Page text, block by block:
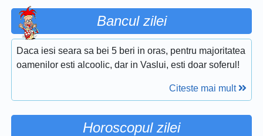
Bancul zilei
Daca iesi seara sa bei 5 beri in oras, pentru majoritatea
oamenilor esti alcoolic, dar in Vaslui, esti doar soferul!
Citeste mai mult
Horoscopul zilei